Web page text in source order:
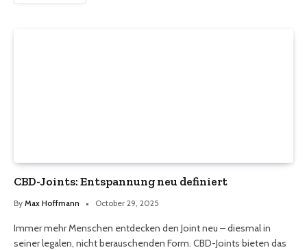
CBD-Joints: Entspannung neu definiert
By Max Hoffmann October 29, 2025
Immer mehr Menschen entdecken den Joint neu – diesmal in
seiner legalen, nicht berauschenden Form. CBD-Joints bieten das